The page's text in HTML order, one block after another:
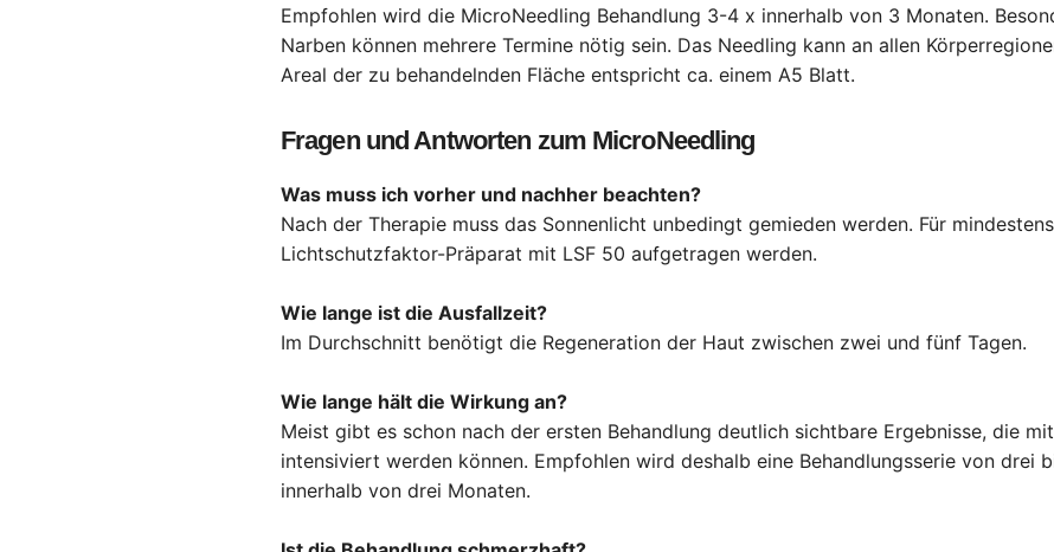
Empfohlen wird die MicroNeedling Behandlung 3-4 x innerhalb von 3 Monaten.
Narben können mehrere Termine nötig sein. Das Needling kann an allen
Areal der zu behandelnden Fläche entspricht ca. einem A5 Blatt.
Fragen und Antworten zum MicroNeedling
Was muss ich vorher und nachher beachten?
Nach der Therapie muss das Sonnenlicht unbedingt gemieden werden. Für
Lichtschutzfaktor-Präparat mit LSF 50 aufgetragen werden.
Wie lange ist die Ausfallzeit?
Im Durchschnitt benötigt die Regeneration der Haut zwischen zwei und fünf Tagen.
Wie lange hält die Wirkung an?
Meist gibt es schon nach der ersten Behandlung deutlich sichtbare Ergebnisse, die
intensiviert werden können. Empfohlen wird deshalb eine Behandlungsserie von drei
innerhalb von drei Monaten.